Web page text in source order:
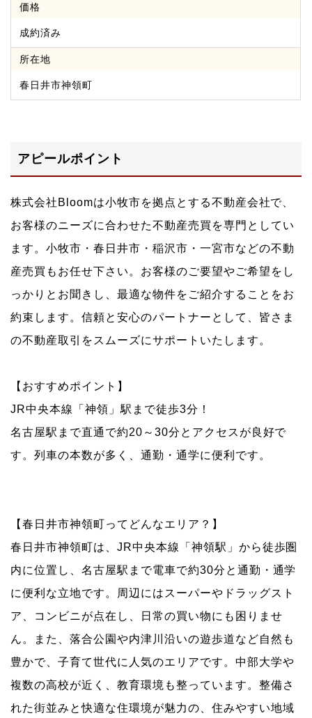
価格
成約済み
所在地
春日井市神領町
アピールポイント
株式会社Bloomは小牧市を拠点とする不動産会社で、
お客様のニーズに合わせた不動産売買を専門としてい
ます。小牧市・春日井市・稲沢市・一宮市などの不動
産売買もお任せ下さい。お客様のご要望やご希望をし
っかりとお聞きし、最適な物件をご紹介することをお
約束します。信頼と安心のパートナーとして、皆さま
の不動産取引をスムーズにサポートいたします。
【おすすめポイント】
JR中央本線「神領」駅まで徒歩3分！
名古屋駅まで直通で約20～30分とアクセスが良好で
す。列車の本数が多く、通勤・通学に便利です。
【春日井市神領町ってどんなエリア？】
春日井市神領町は、JR中央本線「神領駅」から徒歩圏
内に位置し、名古屋駅まで電車で約30分と通勤・通学
に便利な立地です。 周辺にはスーパーやドラッグスト
ア、コンビニが点在し、日常の買い物にも困りませ
ん。
また、落合公園や内津川沿いの遊歩道など自然も
豊かで、子育て世代に人気のエリアです。 中部大学や
複数の高校が近く、教育環境も整っています。 整備さ
れた街並みと快適な住環境が魅力の、住みやすい地域